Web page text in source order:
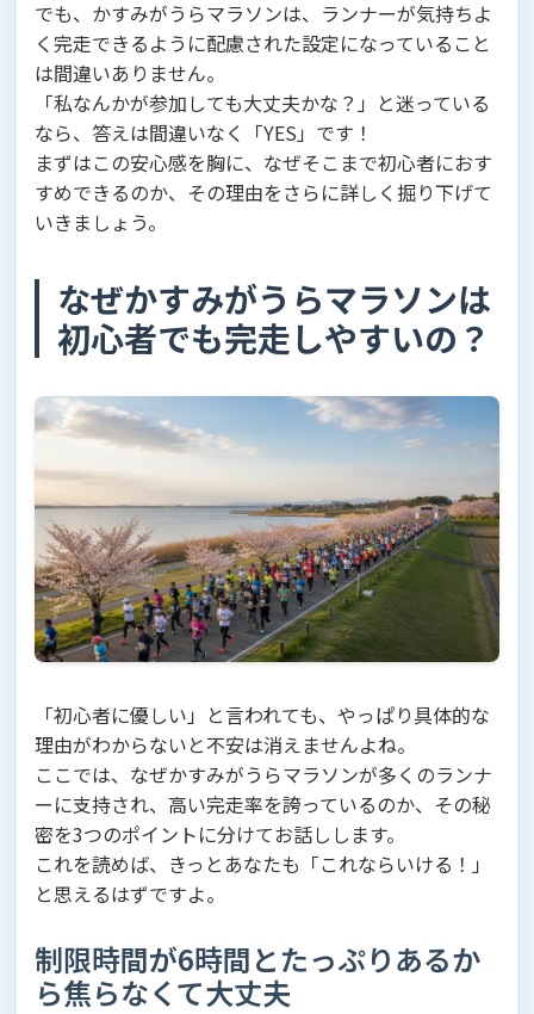
でも、かすみがうらマラソンは、ランナーが気持ちよ
く完走できるように配慮された設定になっていること
は間違いありません。
「私なんかが参加しても大丈夫かな？」と迷っている
なら、答えは間違いなく「YES」です！
まずはこの安心感を胸に、なぜそこまで初心者におす
すめできるのか、その理由をさらに詳しく掘り下げて
いきましょう。
なぜかすみがうらマラソンは
初心者でも完走しやすいの？
「初心者に優しい」と言われても、やっぱり具体的な
理由がわからないと不安は消えませんよね。
ここでは、なぜかすみがうらマラソンが多くのランナ
ーに支持され、高い完走率を誇っているのか、その秘
密を3つのポイントに分けてお話しします。
これを読めば、きっとあなたも「これならいける！」
と思えるはずですよ。
制限時間が6時間とたっぷりあるか
ら焦らなくて大丈夫